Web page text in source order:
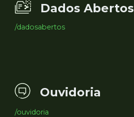
Dados Abertos
/dadosabertos
Ouvidoria
/ouvidoria